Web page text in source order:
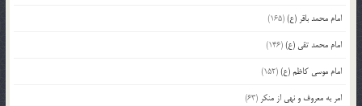
امام محمد باقر (ع)(165)
امام محمد تقی (ع)(146)
امام موسی کاظم (ع)(152)
امر به معروف و نهی از منکر (63)